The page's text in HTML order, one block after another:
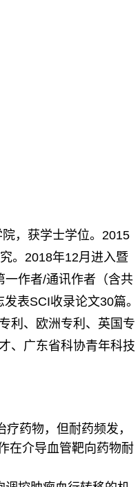
，获学士学位。 2015
。 2018年12月进入暨
一作者/通讯作者（含共
发表SCI收录论文30篇。
利、欧洲专利、英国专
、广东省科协青年科技
药物，但耐药频发，
在介导血管靶向药物耐